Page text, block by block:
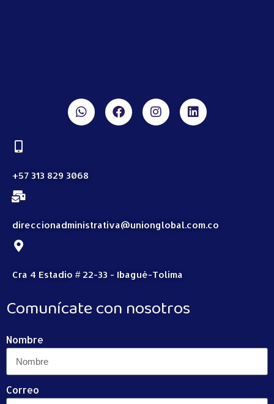
+57 313 829 3068
direccionadministrativa@unionglobal.com.co
Cra 4 Estadio # 22-33 - Ibagué-Tolima
Comunícate con nosotros
Nombre
Correo